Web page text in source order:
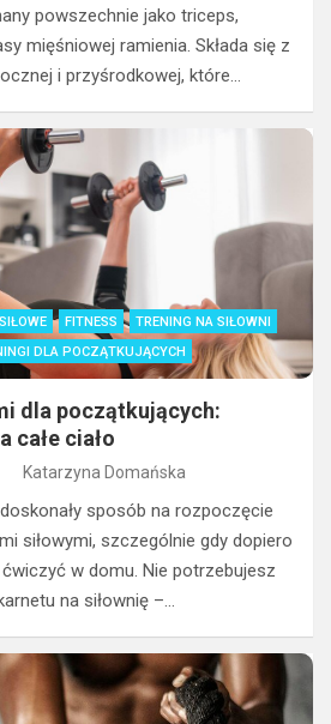
powszechnie jako triceps,
mięśniowej ramienia. Składa się z
i przyśrodkowej, które…
FITNESS
TRENING NA SIŁOWNI
DLA POCZĄTKUJĄCYCH
dla początkujących:
całe ciało
Katarzyna Domańska
sposób na rozpoczęcie
siłowymi, szczególnie gdy dopiero
w domu. Nie potrzebujesz
na siłownię –…